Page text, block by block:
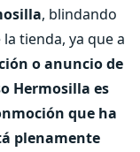
, blindando
tienda, ya que a
o anuncio de
Hermosilla es
que ha
plenamente